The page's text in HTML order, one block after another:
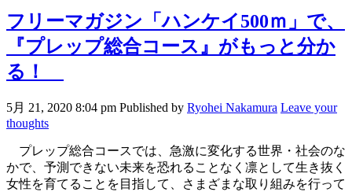
フリーマガジン「ハンケイ500ｍ」で、
『プレップ総合コース』がもっと分か
る！
5月 21, 2020 8:04 pm Published by Ryohei Nakamura Leave your
thoughts
プレップ総合コースでは、急激に変化する世界・社会のな
かで、予測できない未来を恐れることなく凛として生き抜く
女性を育てることを目指して、さまざまな取り組みを行って